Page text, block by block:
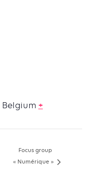
Belgium +
Focus group
« Numérique »